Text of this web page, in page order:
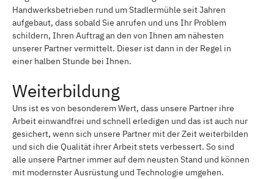
Handwerksbetrieben rund um Stadlermühle seit Jahren
aufgebaut, dass sobald Sie anrufen und uns Ihr Problem
schildern, Ihren Auftrag an den von Ihnen am nähesten
unserer Partner vermittelt. Dieser ist dann in der Regel in
einer halben Stunde bei Ihnen.
Weiterbildung
Uns ist es von besonderem Wert, dass unsere Partner ihre
Arbeit einwandfrei und schnell erledigen und das ist auch nur
gesichert, wenn sich unsere Partner mit der Zeit weiterbilden
und sich die Qualität ihrer Arbeit stets verbessert. So sind
alle unsere Partner immer auf dem neusten Stand und können
mit modernster Ausrüstung und Technologie umgehen.